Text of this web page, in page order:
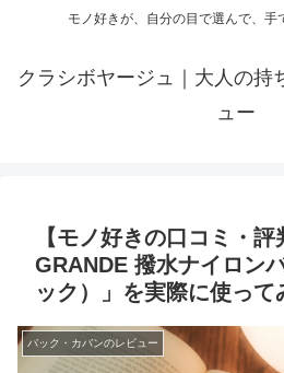
モノ好きが、自分の目で選んで、手
クラシボヤージュ｜大人の持
ュー
【モノ好きの口コミ・
GRANDE 撥水ナイロン
ック）」を実際に使って
バック・カバンのレビュー